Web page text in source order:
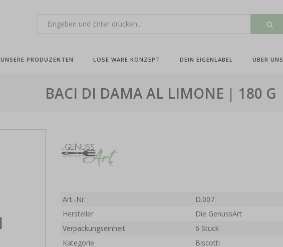
UNSERE PRODUZENTEN LOSE WARE KONZEPT DEIN EIGENLABEL ÜBER UNS
BACI DI DAMA AL LIMONE | 180 G
Art.-Nr.
D.007
Hersteller
Die GenussArt
Verpackungseinheit
6 Stück
Kategorie
Biscotti